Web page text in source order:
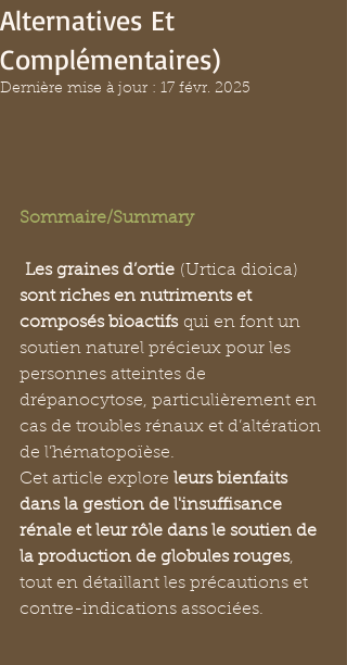
Alternatives Et
Complémentaires)
Dernière mise à jour : 17 févr. 2025
Sommaire/Summary
Les graines d’ortie (Urtica dioica)
sont riches en nutriments et
composés bioactifs qui en font un
soutien naturel précieux pour les
personnes atteintes de
drépanocytose, particulièrement en
cas de troubles rénaux et d’altération
de l’hématopoïèse.
Cet article explore leurs bienfaits
dans la gestion de l'insuffisance
rénale et leur rôle dans le soutien de
la production de globules rouges,
tout en détaillant les précautions et
contre-indications associées.